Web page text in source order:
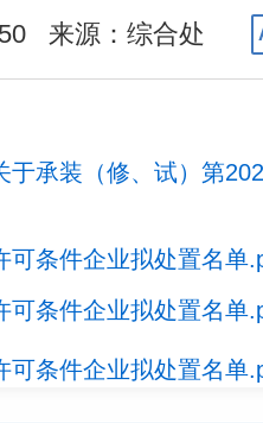
来源：综合处
于承装（修、试）第
可条件企业拟处置名单
可条件企业拟处置名单
可条件企业拟处置名单